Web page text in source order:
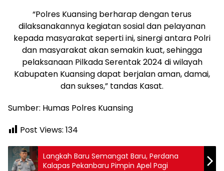
“Polres Kuansing berharap dengan terus
dilaksanakannya kegiatan sosial dan pelayanan
kepada masyarakat seperti ini, sinergi antara Polri
dan masyarakat akan semakin kuat, sehingga
pelaksanaan Pilkada Serentak 2024 di wilayah
Kabupaten Kuansing dapat berjalan aman, damai,
dan sukses,” tandas Kasat.
Sumber: Humas Polres Kuansing
Post Views: 134
Langkah Baru Semangat Baru, Perdana
Kalapas Pekanbaru Pimpin Apel Pagi